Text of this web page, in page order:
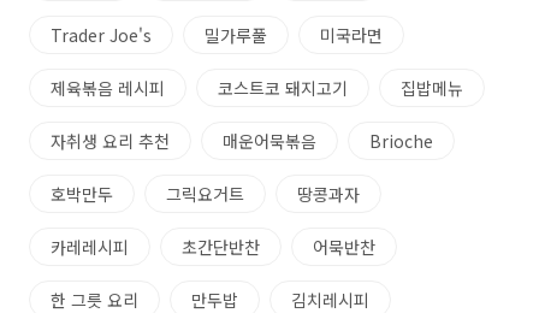
Trader Joe's 밀가루풀 미국라면
제육볶음 레시피 코스트코 돼지고기 집밥메뉴
자취생 요리 추천 매운어묵볶음 Brioche
호박만두 그릭요거트 땅콩과자
카레레시피 초간단반찬 어묵반찬
한 그릇 요리 만두밥 김치레시피